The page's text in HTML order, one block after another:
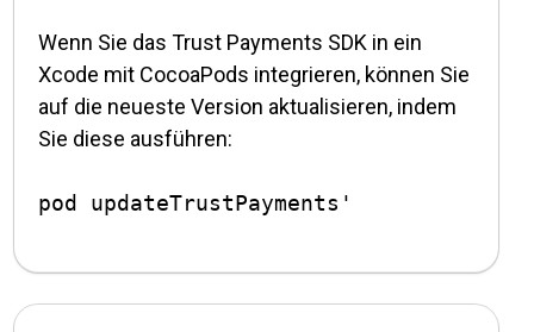
Wenn Sie das Trust Payments SDK in ein
Xcode mit CocoaPods integrieren, können Sie
auf die neueste Version aktualisieren, indem
Sie diese ausführen: